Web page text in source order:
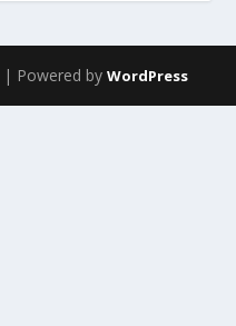
| Powered by WordPress